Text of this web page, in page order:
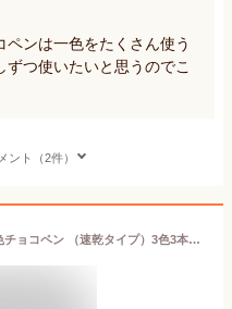
ンは一色をたくさん使う
つ使いたいと思うのでこ
ント（2件）
チョコレートペン 3色セット 三色チョコペン （速乾タイプ）3色3本セット ブラック ホワイト ピンク チョコペン チョコレートペンシル サインペン 菓子材料 パイオニア企画